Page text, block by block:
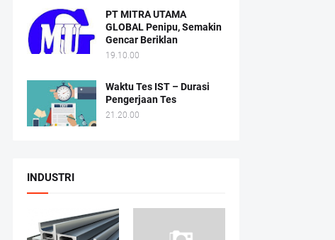
PT MITRA UTAMA
GLOBAL Penipu, Semakin
Gencar Beriklan
19.10.00
Waktu Tes IST – Durasi
Pengerjaan Tes
21.20.00
INDUSTRI